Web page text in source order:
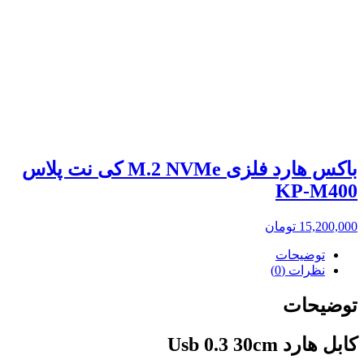
باکس هارد فلزی M.2 NVMe کی نت پلاس
KP-M400
15,200,000 تومان
توضیحات
نظرات (0)
توضیحات
کابل هارد Usb 0.3 30cm